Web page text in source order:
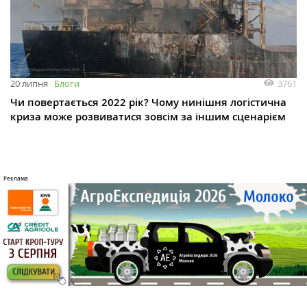
20 липня Блоги 3761
Чи повертається 2022 рік? Чому нинішня логістична
криза може розвиватися зовсім за іншим сценарієм